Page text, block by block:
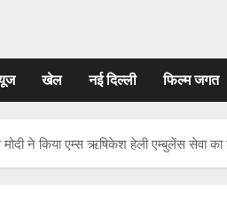
खेल नई दिल्ली फिल्‍म जगत
ने किया एम्स ऋषिकेश हेली एम्बुलेंस सेवा